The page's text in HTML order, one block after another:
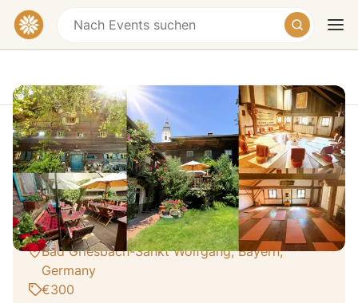
HeuteMorgenWochenende
Yoga- und Meditations-Retreat im
Alten Pilgerhof, Bayern mit Veronika
Rössl
Alter Pilgerhof St. Wolfgang, Sankt Wolfgang,
Bad Griesbach-Sankt Wolfgang, Bayern,
Germany
€300